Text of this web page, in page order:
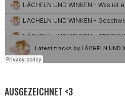
AUSGEZEICHNET <3